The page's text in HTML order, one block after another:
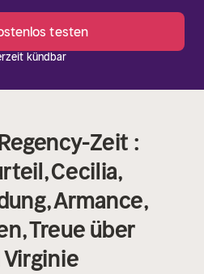
testen
kündbar
Zeit :
Cecilia,
Armance,
Treue über
Virginie